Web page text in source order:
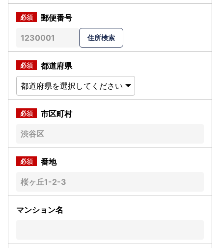
郵便番号
都道府県
市区町村
番地
マンション名